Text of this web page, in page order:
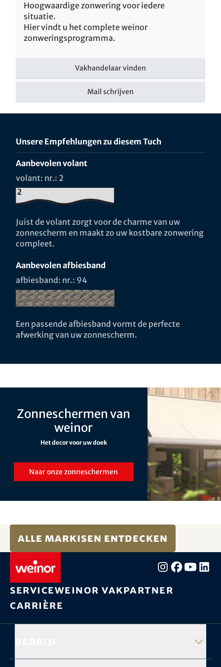
Hoogwaardige zonwering voor iedere
situatie.
Hier vindt u het complete weinor
zonweringsprogramma.
Vakhandelaar vinden
Mail schrijven
Unsere Empfehlungen zu diesem Tuch
Aanbevolen volant
volant: nr.: 2
Juist de volant zorgt voor de charme van uw
zonnescherm en maakt zo uw kostbare zonwering
compleet.
Aanbevolen afbiesband
afbiesband: nr.: 94
Een passende afbiesband vormt de perfecte
afwerking van uw zonnescherm.
Zonneschermen van
weinor
Het decor voor uw doek
Naar onze zonneschermen
Alle Markisen entdecken
Serviceweinor vakpartner
Carrière